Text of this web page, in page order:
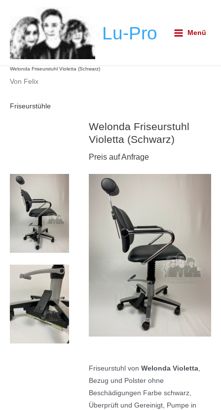
springen
Lu-Pro
MenuMenü
Welonda Friseurstuhl Violetta (Schwarz)
Von Felix
Friseurstühle
Welonda Friseurstuhl
Violetta (Schwarz)
Preis auf Anfrage
Friseurstuhl von Welonda Violetta,
Bezug und Polster ohne
Beschädigungen Farbe schwarz,
Überprüft und Gereinigt, Pumpe in
navigation